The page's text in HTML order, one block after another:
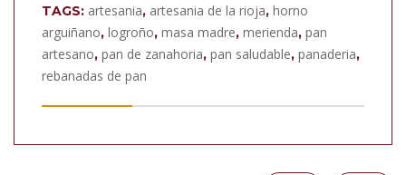
TAGS: artesania, artesania de la rioja, horno
arguiñano, logroño, masa madre, merienda, pan
artesano, pan de zanahoria, pan saludable, panaderia,
rebanadas de pan